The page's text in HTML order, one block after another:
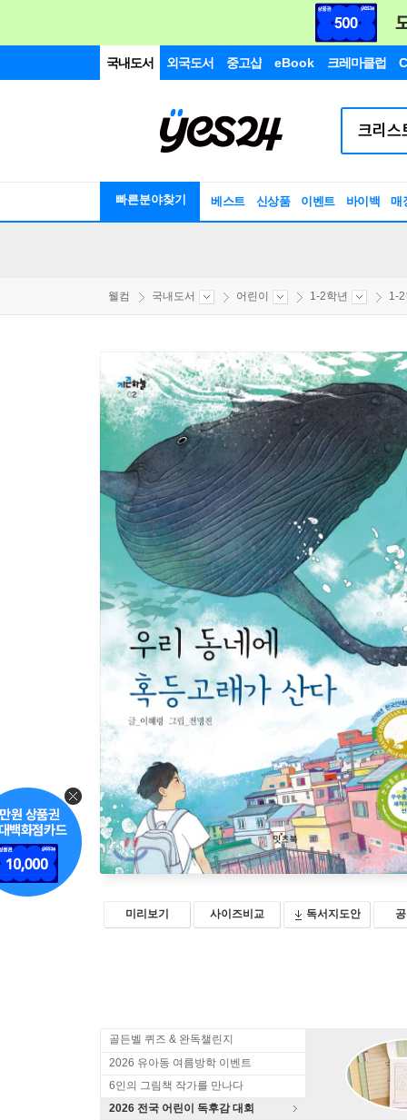
국내도서 외국도서 중고샵 eBook 크레마클럽
빠른분야찾기 베스트 신상품 이벤트 바이백 매
웰컴 국내도서 어린이 1-2학년 1-
미리보기 사이즈비교 독서지도안
골든벨 퀴즈 & 완독챌린지
2026 유아동 여름방학 이벤트
6인의 그림책 작가를 만나다
2026 전국 어린이 독후감 대회